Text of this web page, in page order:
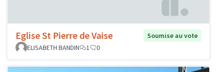
Eglise St Pierre de Vaise
Soumise au vote
ELISABETH BANDIN
1 0